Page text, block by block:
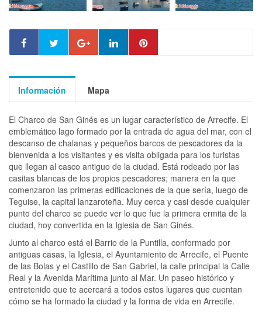
Información Mapa
El Charco de San Ginés es un lugar característico de Arrecife. El
emblemático lago formado por la entrada de agua del mar, con el
descanso de chalanas y pequeños barcos de pescadores da la
bienvenida a los visitantes y es visita obligada para los turistas
que llegan al casco antiguo de la ciudad. Está rodeado por las
casitas blancas de los propios pescadores; manera en la que
comenzaron las primeras edificaciones de la que sería, luego de
Teguise, la capital lanzaroteña. Muy cerca y casi desde cualquier
punto del charco se puede ver lo que fue la primera ermita de la
ciudad, hoy convertida en la Iglesia de San Ginés.
Junto al charco está el Barrio de la Puntilla, conformado por
antiguas casas, la Iglesia, el Ayuntamiento de Arrecife, el Puente
de las Bolas y el Castillo de San Gabriel, la calle principal la Calle
Real y la Avenida Marítima junto al Mar. Un paseo histórico y
entretenido que te acercará a todos estos lugares que cuentan
cómo se ha formado la ciudad y la forma de vida en Arrecife.